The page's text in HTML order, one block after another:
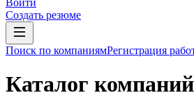
Войти
Создать резюме
Поиск по компаниямРегистрация
Каталог